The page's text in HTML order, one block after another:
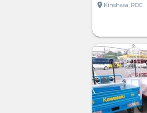
location_on Kinshasa, RDC